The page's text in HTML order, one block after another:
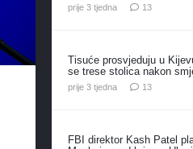
prije 3 tjedna 13komentara
Tisuće prosvjeduju u
se trese stolica nakon
prije 3 tjedna 13komentara
FBI direktor Kash Patel